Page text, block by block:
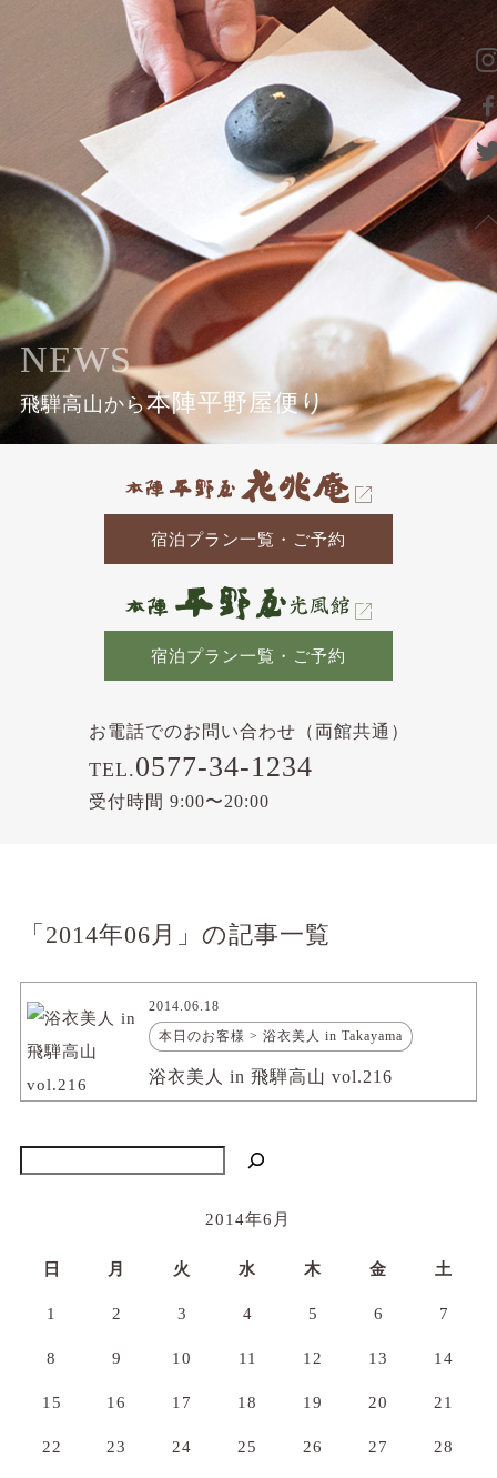
NEWS
飛騨高山から本陣平野屋便り
宿泊プラン一覧・ご予約
宿泊プラン一覧・ご予約
お電話でのお問い合わせ（両館共通）
TEL.0577-34-1234
受付時間 9:00〜20:00
「2014年06月」の記事一覧
2014.06.18
本日のお客様 > 浴衣美人 in Takayama
浴衣美人 in 飛騨高山 vol.216
2014年6月
日 月 火 水 木 金 土
1 2 3 4 5 6 7
8 9 10 11 12 13 14
15 16 17 18 19 20 21
22 23 24 25 26 27 28